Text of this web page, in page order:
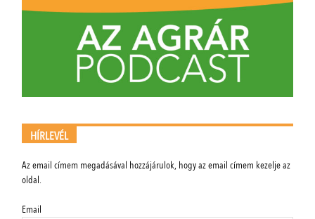
HÍRLEVÉL
Az email címem megadásával hozzájárulok, hogy az email címem kezelje az
oldal.
Email